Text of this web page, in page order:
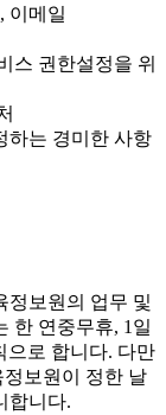
이메일
스 권한설정을 위
는 경미한 사항
정보원의 업무 및
한 연중무휴, 1일
으로 합니다. 다만
보원이 정한 날
합니다.